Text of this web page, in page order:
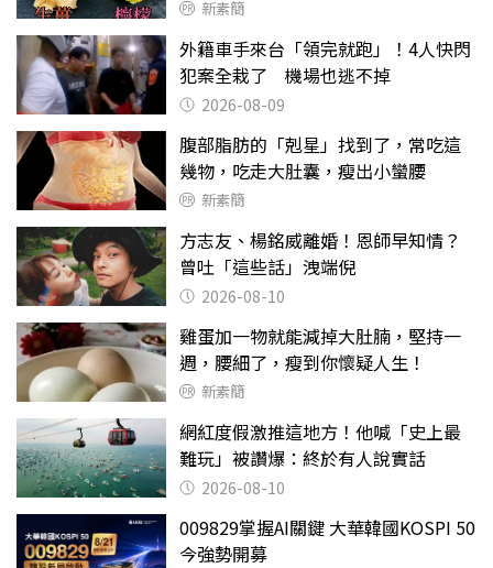
新素簡
外籍車手來台「領完就跑」！4人快閃
犯案全栽了 機場也逃不掉
2026-08-09
腹部脂肪的「剋星」找到了，常吃這
幾物，吃走大肚囊，瘦出小蠻腰
新素簡
方志友、楊銘威離婚！恩師早知情？
曾吐「這些話」洩端倪
2026-08-10
雞蛋加一物就能減掉大肚腩，堅持一
週，腰細了，瘦到你懷疑人生！
新素簡
網紅度假激推這地方！他喊「史上最
難玩」被讚爆：終於有人說實話
2026-08-10
009829掌握AI關鍵 大華韓國KOSPI 50
今強勢開募